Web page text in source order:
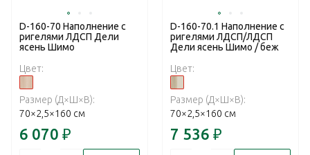
D-160-70 Наполнение с
ригелями ЛДСП Дели
ясень Шимо
Цвет:
Размер (Д×Ш×В):
70×2,5×160 см
6 070 ₽
D-160-70.1 Наполнение с
ригелями ЛДСП/ЛДСП
Дели ясень Шимо / беж
Цвет:
Размер (Д×Ш×В):
70×2,5×160 см
7 536 ₽